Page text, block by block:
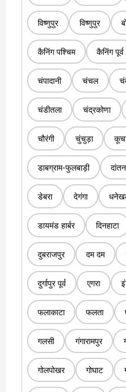
विष्णुपुर विष्णुपुर
कैनिंग पश्चिम कैनिंग पूर्व
चंपादानी चंचल
चंडीतला चंद्रकोणा
चौरंगी चुंचुड़ा
डाबग्राम-फुलबाड़ी दांतन
डेबरा देगंगा
डायमंड हार्बर दिनहाटा
दुबराजपुर दम दम
दुर्गापुर पूर्व एगरा
फलाकाटा फलता
गलसी गंगारामपुर
गोलपोखर गोघाट